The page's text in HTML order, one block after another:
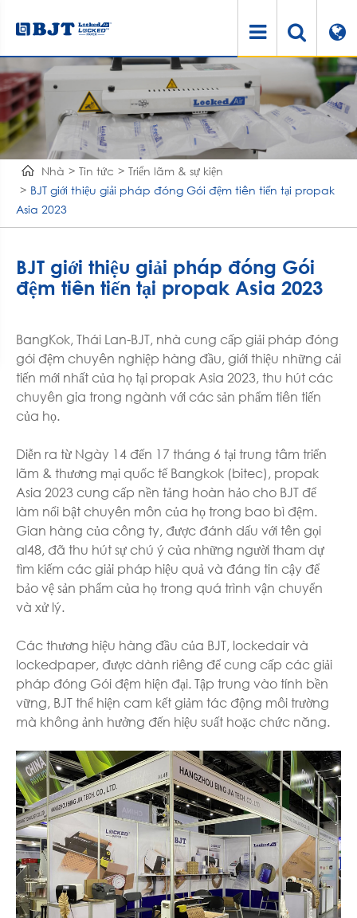
Nhà Tin tức
Triển lãm & sự kiện
BJT giới thiệu giải pháp đóng Gói đệm tiên tiến tại propak
Asia 2023
BJT giới thiệu giải pháp đóng Gói
đệm tiên tiến tại propak Asia 2023
BangKok, Thái Lan-BJT, nhà cung cấp giải pháp đóng
gói đệm chuyên nghiệp hàng đầu, giới thiệu những cải
tiến mới nhất của họ tại propak Asia 2023, thu hút các
chuyên gia trong ngành với các sản phẩm tiên tiến
của họ.
Diễn ra từ Ngày 14 đến 17 tháng 6 tại trung tâm triển
lãm & thương mại quốc tế Bangkok (bitec), propak
Asia 2023 cung cấp nền tảng hoàn hảo cho BJT để
làm nổi bật chuyên môn của họ trong bao bì đệm.
Gian hàng của công ty, được đánh dấu với tên gọi
al48, đã thu hút sự chú ý của những người tham dự
tìm kiếm các giải pháp hiệu quả và đáng tin cậy để
bảo vệ sản phẩm của họ trong quá trình vận chuyển
và xử lý.
Các thương hiệu hàng đầu của BJT, lockedair và
lockedpaper, được dành riêng để cung cấp các giải
pháp đóng Gói đệm hiện đại. Tập trung vào tính bền
vững, BJT thể hiện cam kết giảm tác động môi trường
mà không ảnh hưởng đến hiệu suất hoặc chức năng.